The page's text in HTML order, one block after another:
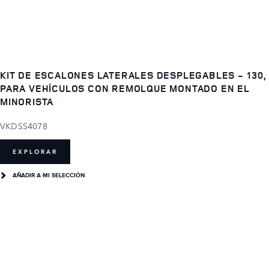
KIT DE ESCALONES LATERALES DESPLEGABLES - 130,
PARA VEHÍCULOS CON REMOLQUE MONTADO EN EL
MINORISTA
VKDSS4078
EXPLORAR
AÑADIR A MI SELECCIÓN